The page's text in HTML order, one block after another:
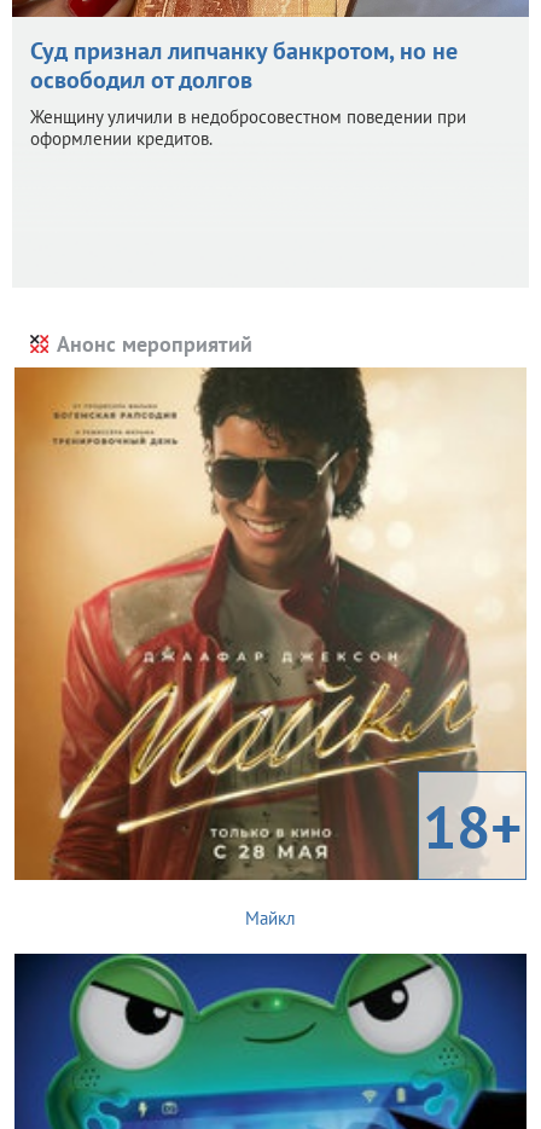
Суд признал липчанку банкротом, но не
освободил от долгов
Женщину уличили в недобросовестном поведении при
оформлении кредитов.
Анонс мероприятий
18+
Майкл